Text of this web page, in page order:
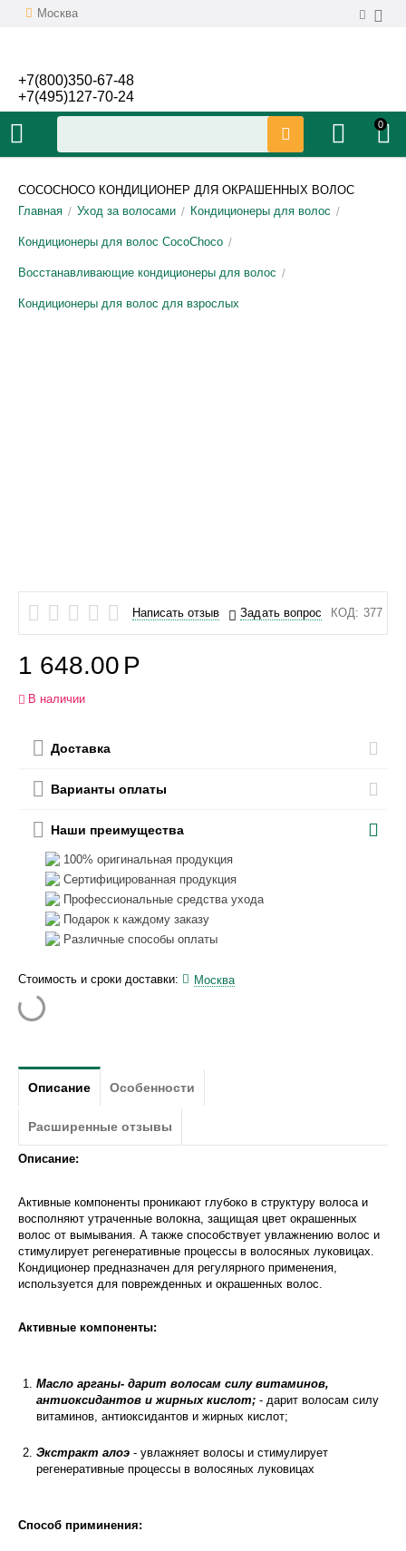
Москва
+7(800)350-67-48
+7(495)127-70-24
0
COCOCHOCO КОНДИЦИОНЕР ДЛЯ ОКРАШЕННЫХ ВОЛОС
Главная / Уход за волосами / Кондиционеры для волос /
Кондиционеры для волос CocoChoco /
Восстанавливающие кондиционеры для волос /
Кондиционеры для волос для взрослых
Написать отзыв Задать вопрос КОД: 377
1 648.00 Р
В наличии
Доставка
Варианты оплаты
Наши преимущества
100% оригинальная продукция
Сертифицированная продукция
Профессиональные средства ухода
Подарок к каждому заказу
Различные способы оплаты
Стоимость и сроки доставки: Москва
Описание Особенности
Расширенные отзывы
Описание:
Активные компоненты проникают глубоко в структуру волоса и
восполняют утраченные волокна, защищая цвет окрашенных
волос от вымывания. А также способствует увлажнению волос и
стимулирует регенеративные процессы в волосяных луковицах.
Кондиционер предназначен для регулярного применения,
используется для поврежденных и окрашенных волос.
Активные компоненты:
Масло арганы- дарит волосам силу витаминов,
антиоксидантов и жирных кислот; - дарит волосам силу
витаминов, антиоксидантов и жирных кислот;
Экстракт алоэ - увлажняет волосы и стимулирует
регенеративные процессы в волосяных луковицах
Способ приминения: